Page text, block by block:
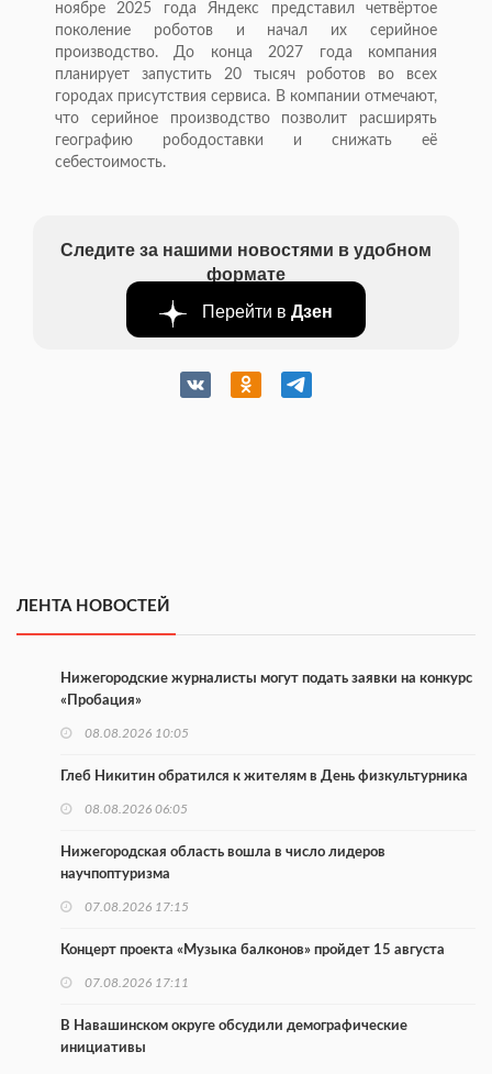
ноябре 2025 года Яндекс представил четвёртое
поколение роботов и начал их серийное
производство. До конца 2027 года компания
планирует запустить 20 тысяч роботов во всех
городах присутствия сервиса. В компании отмечают,
что серийное производство позволит расширять
географию рободоставки и снижать её
себестоимость.
Следите за нашими новостями в удобном
формате
Перейти в Дзен
ЛЕНТА НОВОСТЕЙ
Нижегородские журналисты могут подать заявки на конкурс
«Пробация»
08.08.2026 10:05
Глеб Никитин обратился к жителям в День физкультурника
08.08.2026 06:05
Нижегородская область вошла в число лидеров
научпоптуризма
07.08.2026 17:15
Концерт проекта «Музыка балконов» пройдет 15 августа
07.08.2026 17:11
В Навашинском округе обсудили демографические
инициативы